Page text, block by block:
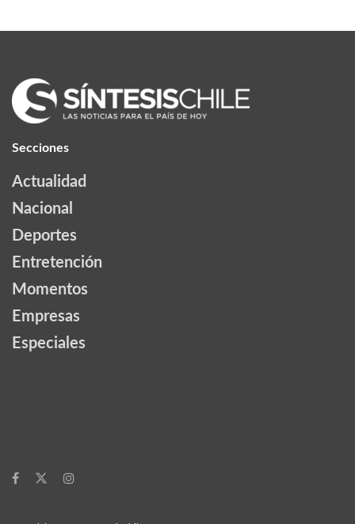
Secciones
Actualidad
Nacional
Deportes
Entretención
Momentos
Empresas
Especiales